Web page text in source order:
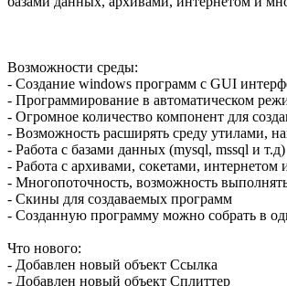
Возможности среды:
- Создание windows программ с GUI
- Программирование в автоматическом
- Огромное количество компонент для
- Возможность расширять среду утилами,
- Работа с базами данных (mysql, mssql и т.д)
- Работа с архивами, сокетами, интернетом
- Многопоточность, возможность
- Скины для создаваемых программ
- Созданную программу можно собрать в
Что нового:
- Добавлен новый объект Ссылка
- Добавлен новый объект Сплиттер